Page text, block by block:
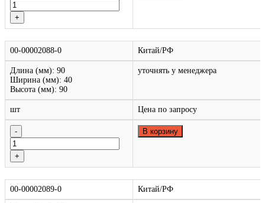
00-00002088-0 Китай/РФ
Длина (мм): 90
Ширина (мм): 40
Высота (мм): 90
уточнять у менеджера
шт Цена по запросу
В корзину
00-00002089-0 Китай/РФ